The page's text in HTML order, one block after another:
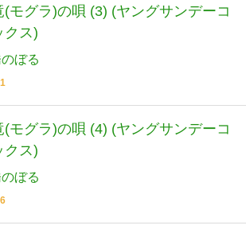
(モグラ)の唄 (3) (ヤングサンデーコ
クス)
ぼる
(モグラ)の唄 (4) (ヤングサンデーコ
クス)
ぼる